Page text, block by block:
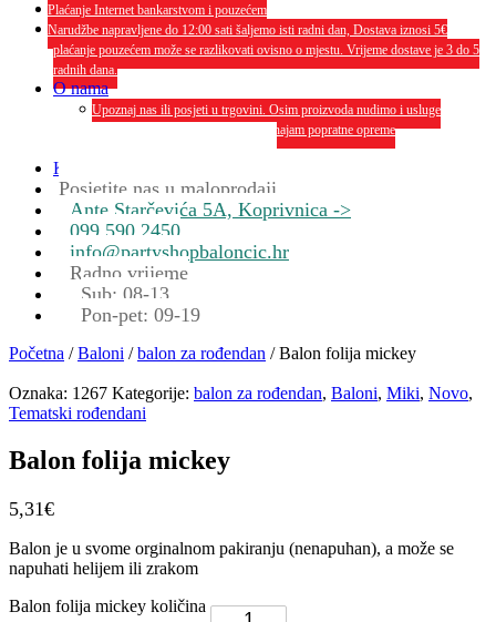
Plaćanje Internet bankarstvom i pouzećem
Narudžbe napravljene do 12:00 sati šaljemo isti radni dan, Dostava iznosi 5€
plaćanje pouzećem može se razlikovati ovisno o mjestu. Vrijeme dostave je 3 do 5
radnih dana.
O nama
Upoznaj nas ili posjeti u trgovini. Osim proizvoda nudimo i usluge
dekoriranja interijera i eksterija te najam popratne opreme
Kontakt
Posjetite nas u maloprodaji
Ante Starčevića 5A, Koprivnica ->
099 590 2450
info@partyshopbaloncic.hr
Radno vrijeme
Sub: 08-13
Pon-pet: 09-19
Početna /Baloni /balon za rođendan / Balon folija mickey
Oznaka: 1267 Kategorije: balon za rođendan, Baloni, Miki, Novo,
Tematski rođendani
Balon folija mickey
5,31€
Balon je u svome orginalnom pakiranju (nenapuhan), a može se
napuhati helijem ili zrakom
Balon folija mickey količina